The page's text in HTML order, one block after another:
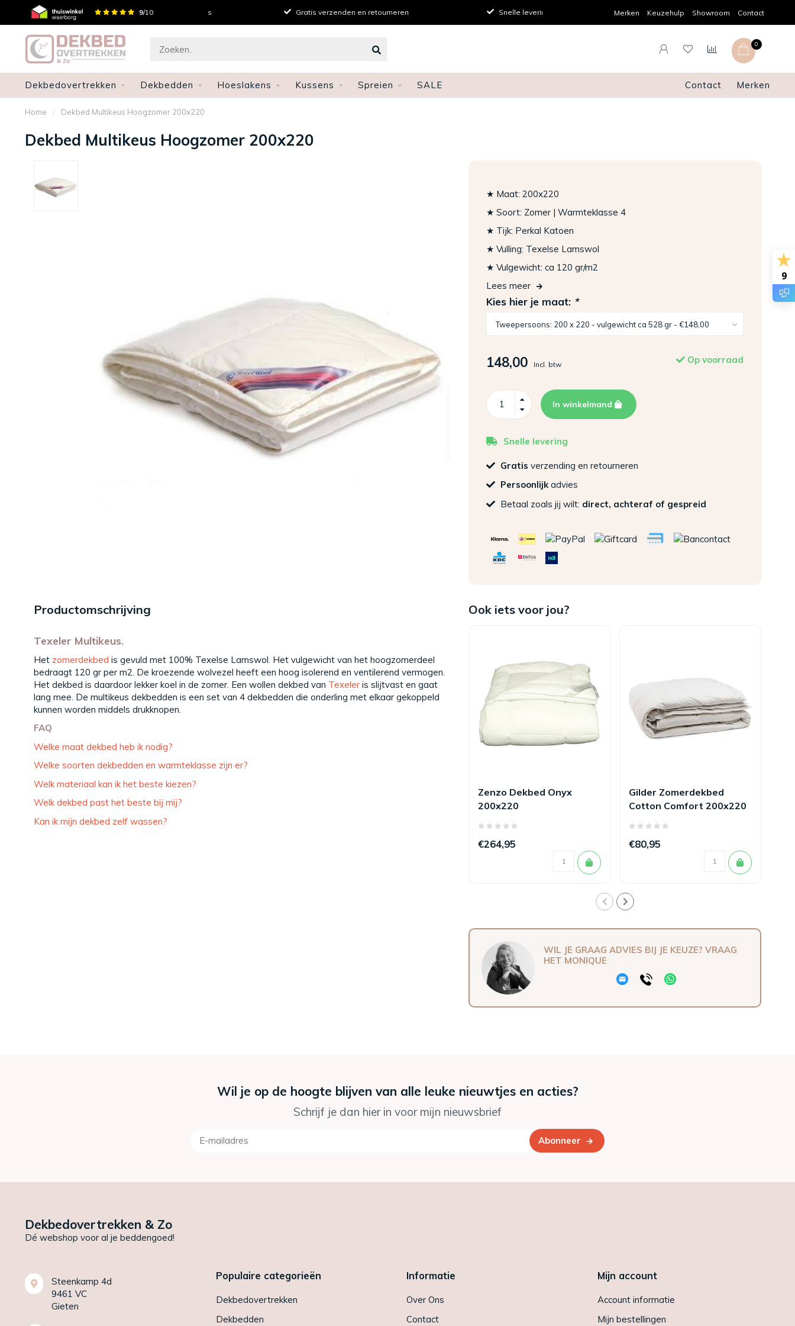
9/10
Persoonlijk advies Gratis verzenden en retourneren Snelle levering Achteraf betalen
Merken Keuzehulp Showroom Contact
0
Dekbedovertrekken Dekbedden Hoeslakens Kussens Spreien SALE Contact Merken
Home / Dekbed Multikeus Hoogzomer 200x220
Dekbed Multikeus Hoogzomer 200x220
★ Maat: 200x220
★ Soort: Zomer | Warmteklasse 4
★ Tijk: Perkal Katoen
★ Vulling: Texelse Lamswol
★ Vulgewicht: ca 120 gr/m2
Lees meer
Kies hier je maat: *
148,00 Incl. btw Op voorraad
In winkelmand
Snelle levering
Gratis verzending en retourneren
Persoonlijkadvies
Betaal zoals jij wilt: direct, achteraf of gespreid
Productomschrijving
Texeler Multikeus.
Het zomerdekbed is gevuld met 100% Texelse Lamswol. Het vulgewicht van het hoogzomerdeel
bedraagt 120 gr per m2. De kroezende wolvezel heeft een hoog isolerend en ventilerend vermogen.
Het dekbed is daardoor lekker koel in de zomer. Een wollen dekbed van Texeler is slijtvast en gaat
lang mee. De multikeus dekbedden is een set van 4 dekbedden die onderling met elkaar gekoppeld
kunnen worden middels drukknopen.
FAQ
Welke maat dekbed heb ik nodig?
Welke soorten dekbedden en warmteklasse zijn er?
Welk materiaal kan ik het beste kiezen?
Welk dekbed past het beste bij mij?
Kan ik mijn dekbed zelf wassen?
Ook iets voor jou?
Zenzo Dekbed Onyx
200x220
€264,95
Gilder Zomerdekbed
Cotton Comfort 200x220
€80,95
WIL JE GRAAG ADVIES BIJ JE KEUZE? VRAAG
HET MONIQUE
9
Wil je op de hoogte blijven van alle leuke nieuwtjes en acties?
Schrijf je dan hier in voor mijn nieuwsbrief
Abonneer
Dekbedovertrekken & Zo
Dé webshop voor al je beddengoed!
Steenkamp 4d
9461 VC
Gieten
Populaire categorieën
Dekbedovertrekken
Dekbedden
Informatie
Over Ons
Contact
Mijn account
Account informatie
Mijn bestellingen